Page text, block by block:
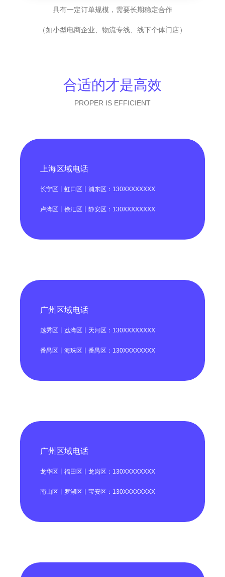
具有一定订单规模，需要长期稳定合作
（如小型电商企业、物流专线、线下个体门店）
合适的才是高效
PROPER IS EFFICIENT
上海区域电话
长宁区丨虹口区丨浦东区：130XXXXXXXX
卢湾区丨徐汇区丨静安区：130XXXXXXXX
广州区域电话
越秀区丨荔湾区丨天河区：130XXXXXXXX
番禺区丨海珠区丨番禺区：130XXXXXXXX
广州区域电话
龙华区丨福田区丨龙岗区：130XXXXXXXX
南山区丨罗湖区丨宝安区：130XXXXXXXX